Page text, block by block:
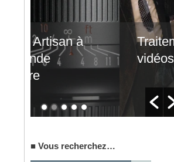
Traitement de
vidéos par lots
Vous recherchez…